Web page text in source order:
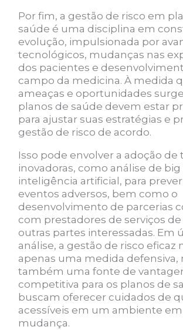
Por fim, a gestão de risco em
saúde é uma disciplina em
evolução, impulsionada por
tecnológicos, mudanças nas
dos pacientes e
campo da medicina. À medida
ameaças e oportunidades
planos de saúde devem estar
para ajustar suas estratégias e
gestão de risco de acordo.
Isso pode envolver a adoção de
inovadoras, como análise de big
inteligência artificial, para
eventos adversos, bem como o
desenvolvimento de parcerias
com prestadores de serviços de
outras partes interessadas. Em
análise, a gestão de risco eficaz
apenas uma medida defensiva,
também uma fonte de
competitiva para os planos de
buscam oferecer cuidados de
acessíveis em um ambiente
mudança.